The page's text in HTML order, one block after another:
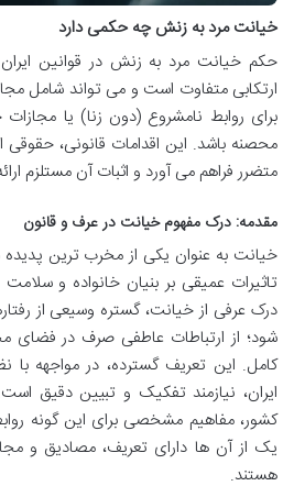
خیانت مرد به زنش چه حکمی دارد
حکم خیانت مرد به زنش در قوانین
ارتکابی متفاوت است و می تواند شامل
برای روابط نامشروع (دون زنا) یا
محصنه باشد. این اقدامات قانونی،
متضرر فراهم می آورد و اثبات آن مستلزم
مقدمه: درک مفهوم خیانت در عرف و قانون
خیانت به عنوان یکی از مخرب ترین پدیده
تاثیرات عمیقی بر بنیان خانواده و
درک عرفی از خیانت، گستره وسیعی از
شود؛ از ارتباطات عاطفی صرف در فضای
کامل. این تعریف گسترده، در مواجهه
ایران، نیازمند تفکیک و تبیین دقیق
کشور، مفاهیم مشخصی برای این گونه
یک از آن ها دارای تعریف، مصادیق و
هستند.